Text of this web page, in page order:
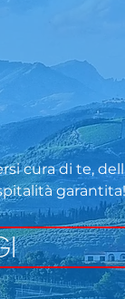
cura di te,
garantita!